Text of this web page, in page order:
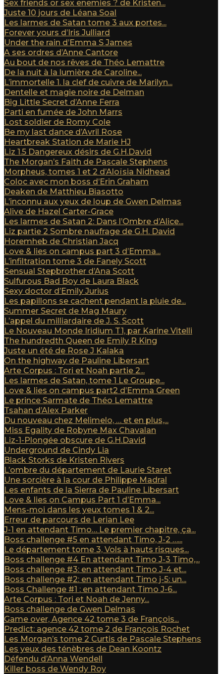
Sex friends or sex enemies ? de Kristen...
Juste 10 jours de Léana Soal
Les larmes de Satan tome 3 aux portes...
Forever yours d’Iris Julliard
Under the rain d’Emma S James
A ses ordres d’Anne Cantore
Au bout de nos rêves de Théo Lemattre
De la nuit à la lumière de Caroline...
L’immortelle 1. la clef de cuivre de Marilyn...
Dentelle et magie noire de Delman
Big Little Secret d’Anne Ferra
Parti en fumée de John Marrs
Lost soldier de Romy Cole
Be my last dance d’Avril Rose
Heartbreak Station de Marie HJ
Liz 1.5 Dangereux désirs de G.H.David
The Morgan’s Faith de Pascale Stephens
Morpheus, tomes 1 et 2 d’Aloïsia Nidhead
Coloc avec mon boss d’Erin Graham
Deaken de Matthieu Biasotto
L’inconnu aux yeux de loup de Gwen Delmas
Alive de Hazel Carter-Grace
Les larmes de Satan 2: Dans l’Ombre d’Alice...
Liz partie 2 Sombre naufrage de G.H. David
Horemheb de Christian Jacq
Love & lies on campus part 3 d’Emma...
L’infiltration tome 3 de Fanely Scott
Sensual Stepbrother d’Ana Scott
Sulfurous Bad Boy de Laura Black
Sexy doctor d’Emily Jurius
Les papillons se cachent pendant la pluie de...
Summer Secret de Mag Maury
L’appel du milliardaire de J. S. Scott
Le Nouveau Monde Iridium T1, par Karine Vitelli
The hundredth Queen de Emily R King
Juste un été de Rose J Kalaka
On the highway de Pauline Libersart
Arte Corpus : Tori et Noah partie 2...
Les larmes de Satan, tome 1 Le Groupe...
Love & lies on campus part2 d’Emma Green
Le prince Sarmate de Théo Lemattre
Tsahan d’Alex Parker
Du nouveau chez Melimelo, … et en plus,...
Miss Egality de Robyne Max Chavalan
Liz-1-Plongée obscure de G.H.David
Underground de Cindy Lia
Black Storks de Kristen Rivers
L’ombre du département de Laurie Staret
Une sorcière à la cour de Philippe Madral
Les enfants de la Sierra de Pauline Libersart
Love & lies on Campus Part 1 d’Emma...
Mens-moi dans les yeux tomes 1 & 2...
Erreur de parcours de Lerian Lee
J-1 en attendant Timo… Le premier chapitre, ça...
Boss challenge #5 en attendant Timo, J-2 …...
Le département tome 3, Vols à hauts risques...
Boss challenge #4 En attendant Timo J-3 Timo,...
Boss challenge #3: en attendant Timo J-4 et...
Boss challenge #2: en attendant Timo j-5: un...
Boss Challenge #1 : en attendant Timo J-6...
Arte Corpus : Tori et Noah de Jenny...
Boss challenge de Gwen Delmas
Game over, Agence 42 tome 3 de François...
Predict: agence 42 tome 2 de François Rochet
Les Morgan’s tome 2 Curtis de Pascale Stephens
Les yeux des ténèbres de Dean Koontz
Défendu d’Anna Wendell
Killer boss de Wendy Roy